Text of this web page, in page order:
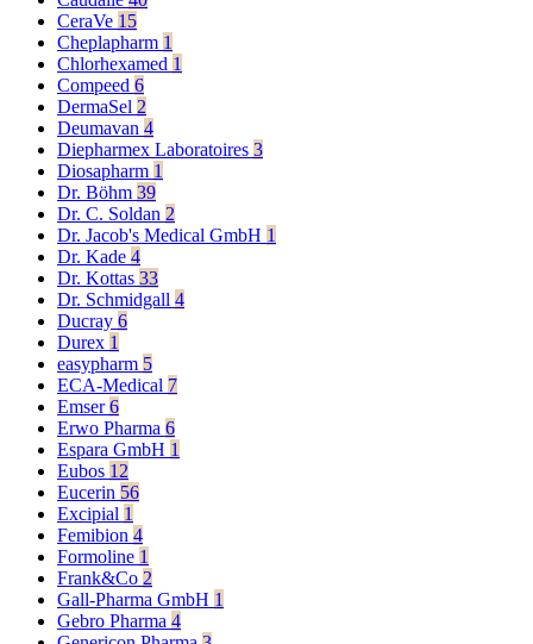
CeraVe 15
Cheplapharm 1
Chlorhexamed 1
Compeed 6
DermaSel 2
Deumavan 4
Diepharmex Laboratoires 3
Diosapharm 1
Dr. Böhm 39
Dr. C. Soldan 2
Dr. Jacob's Medical GmbH 1
Dr. Kade 4
Dr. Kottas 33
Dr. Schmidgall 4
Ducray 6
Durex 1
easypharm 5
ECA-Medical 7
Emser6
Erwo Pharma 6
Espara GmbH 1
Eubos 12
Eucerin 56
Excipial 1
Femibion 4
Formoline 1
Frank&Co 2
Gall-Pharma GmbH 1
Gebro Pharma 4